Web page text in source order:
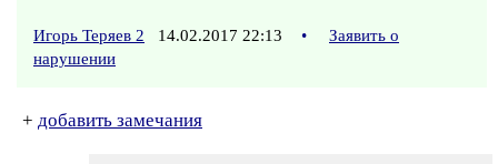
Игорь Теряев 2 14.02.2017 22:13 •
Заявить о
нарушении
+ добавить замечания